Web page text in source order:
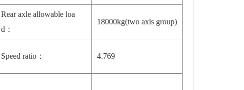
Rear axle allowable loa
d：
18000kg(two axis group)
Speed ratio： 4.769